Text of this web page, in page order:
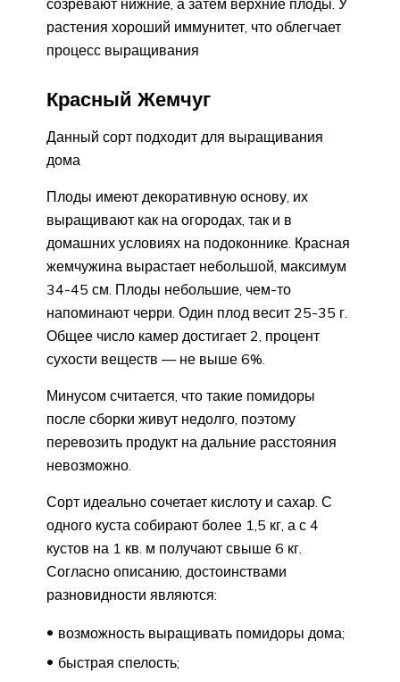
растения хороший иммунитет, что облегчает
процесс выращивания
Красный Жемчуг
Данный сорт подходит для выращивания
дома
Плоды имеют декоративную основу, их
выращивают как на огородах, так и в
домашних условиях на подоконнике. Красная
жемчужина вырастает небольшой, максимум
34-45 см. Плоды небольшие, чем-то
напоминают черри. Один плод весит 25-35 г.
Общее число камер достигает 2, процент
сухости веществ — не выше 6%.
Минусом считается, что такие помидоры
после сборки живут недолго, поэтому
перевозить продукт на дальние расстояния
невозможно.
Сорт идеально сочетает кислоту и сахар. С
одного куста собирают более 1,5 кг, а с 4
кустов на 1 кв. м получают свыше 6 кг.
Согласно описанию, достоинствами
разновидности являются:
возможность выращивать помидоры дома;
быстрая спелость;